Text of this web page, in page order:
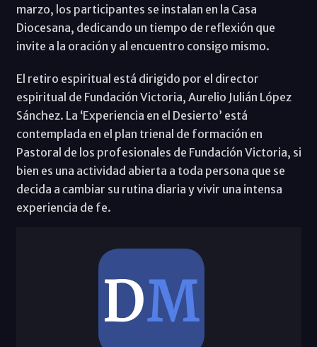
marzo, los participantes se instalan en la Casa
Diocesana, dedicando un tiempo de reflexión que
invite a la oración y al encuentro consigo mismo.
El retiro espiritual está dirigido por el director
espiritual de Fundación Victoria, Aurelio Julián López
Sánchez. La ‘Experiencia en el Desierto’ está
contemplada en el plan trienal de formación en
Pastoral de los profesionales de Fundación Victoria, si
bien es una actividad abierta a toda persona que se
decida a cambiar su rutina diaria y vivir una intensa
experiencia de fe.